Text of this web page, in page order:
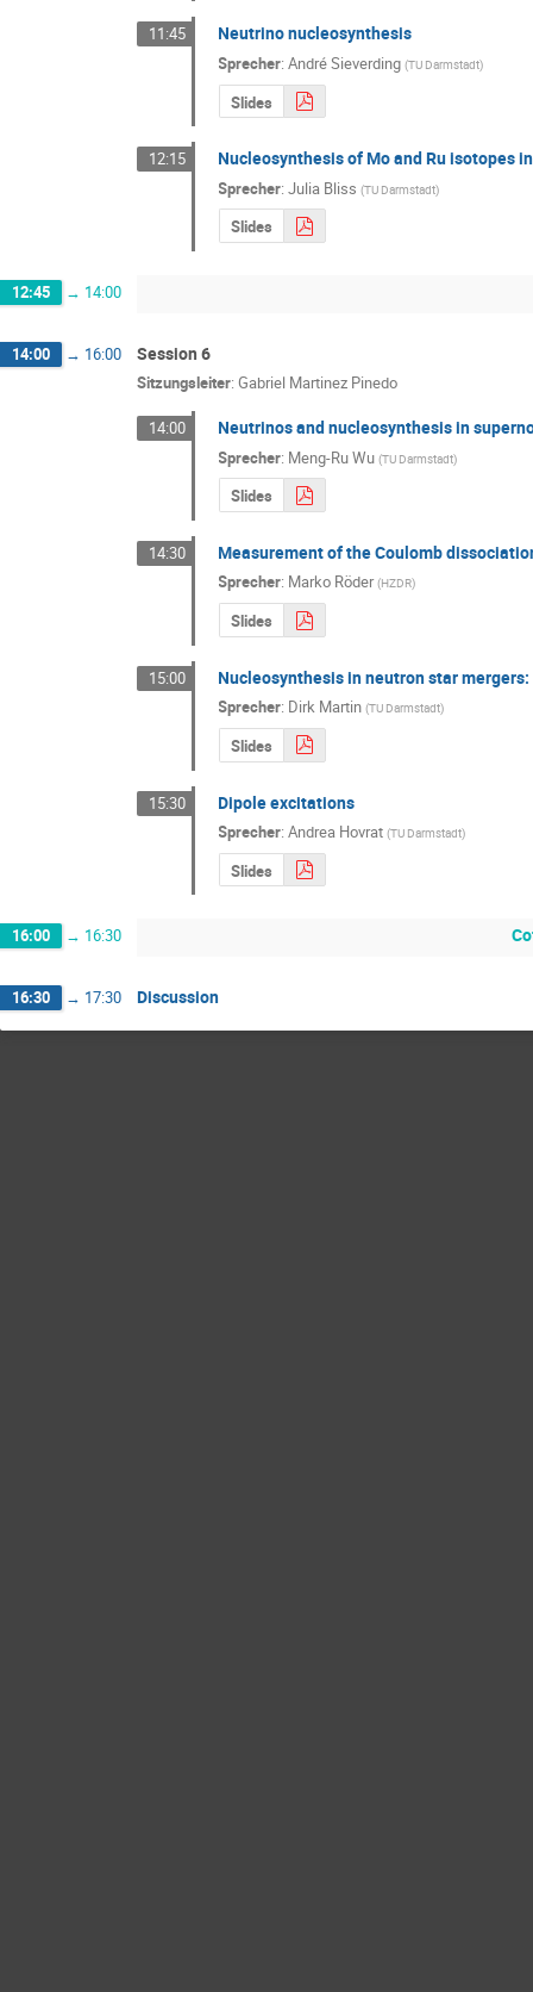
11:45 Neutrino nucleosynthesis
Sprecher:André Sieverding (TU Darmstadt)
Slides
12:15 Nucleosynthesis of Mo and Ru isotopes
Sprecher:Julia Bliss (TU Darmstadt)
Slides
12:45 → 14:00
14:00 → 16:00 Session 6
Sitzungsleiter: Gabriel Martinez Pinedo
14:00 Neutrinos and nucleosynthesis in
Sprecher: Meng-Ru Wu (TU Darmstadt)
Slides
14:30 Measurement of the Coulomb
Sprecher: Marko Röder (HZDR)
Slides
15:00 Nucleosynthesis in neutron star
Sprecher: Dirk Martin (TU Darmstadt)
Slides
15:30 Dipole excitations
Sprecher:Andrea Hovrat (TU Darmstadt)
Slides
16:00 → 16:30
16:30 → 17:30 Discussion